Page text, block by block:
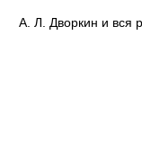
А. Л. Дворкин и вся